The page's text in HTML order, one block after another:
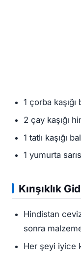
1 çorba
2 çay kaşığı
1 tatlı kaşığı bal
1 yumurta
Kırışıklık
Hindistan
sonra
Her şeyi iyice